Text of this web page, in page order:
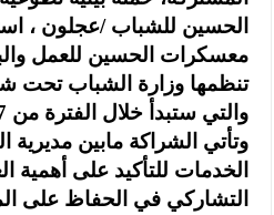
الحسين للشباب /عجلون ،
والتي ستبدأ خلال الفترة من 27حزيران وحتى 27 آب.
وتأتي الشراكة مابين
الخدمات للتأكيد على أهمية
التشاركي في الحفاظ على